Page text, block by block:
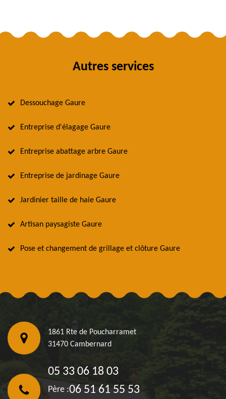
Autres services
Dessouchage Gaure
Entreprise d'élagage Gaure
Entreprise abattage arbre Gaure
Entreprise de jardinage Gaure
Jardinier taille de haie Gaure
Artisan paysagiste Gaure
Pose et changement de grillage et clôture Gaure
1861 Rte de Poucharramet
31470 Cambernard
05 33 06 18 03
Père :06 51 61 55 53